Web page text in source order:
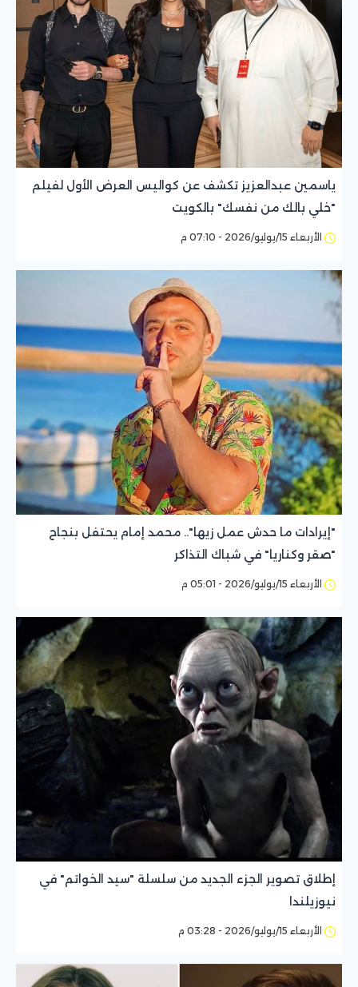
ياسمين عبدالعزيز تكشف عن كواليس العرض الأول لفيلم
"خلي بالك من نفسك" بالكويت
الأربعاء 15/يوليو/2026 - 07:10 م
"إيرادات ما حدش عمل زيها".. محمد إمام يحتفل بنجاح
"صقر وكناريا" في شباك التذاكر
الأربعاء 15/يوليو/2026 - 05:01 م
إطلاق تصوير الجزء الجديد من سلسلة "سيد الخواتم" في
نيوزيلندا
الأربعاء 15/يوليو/2026 - 03:28 م